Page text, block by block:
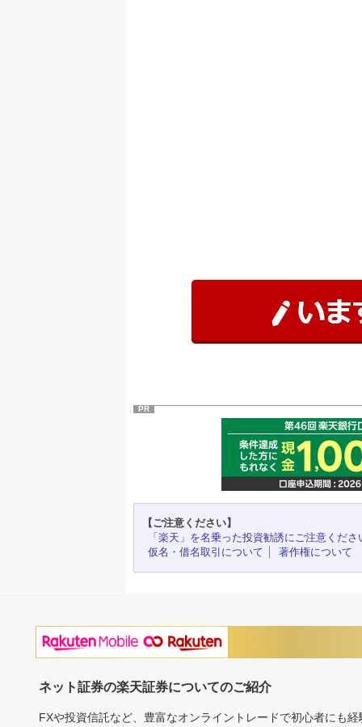
PR
【ご注意ください】
「楽天」を名乗った投資勧誘にご注意くださ
仮名・借名取引について
著作権について
ネット証券の楽天証券についてのご紹介
FXや投資信託など、豊富なオンライントレードで初心者にも